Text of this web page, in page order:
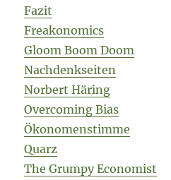
Fazit
Freakonomics
Gloom Boom Doom
Nachdenkseiten
Norbert Häring
Overcoming Bias
Ökonomenstimme
Quarz
The Grumpy Economist